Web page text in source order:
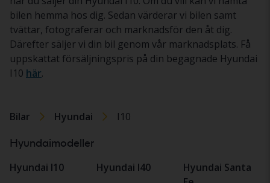
bilen hemma hos dig. Sedan värderar vi bilen samt
tvättar, fotograferar och marknadsför den åt dig.
Därefter säljer vi din bil genom vår marknadsplats. Få
uppskattat försäljningspris på din begagnade Hyundai
I10 här.
Bilar Hyundai I10
Hyundaimodeller
Hyundai I10 Hyundai I40
Hyundai Santa